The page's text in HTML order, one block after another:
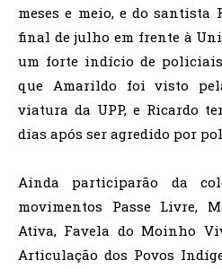
meses e meio, e do santista
final de julho em frente à
um forte indício de
que Amarildo foi visto
viatura da UPP, e Ricardo
dias após ser agredido por
Ainda participarão da
movimentos Passe Livre,
Ativa, Favela do Moinho
Articulação dos Povos